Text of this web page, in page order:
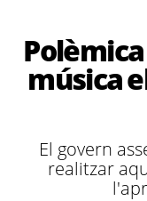
música
El govern
realitzar